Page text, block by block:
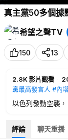
真主黨50多個據
理住所一月內二
共巨痛之處曝光
希望之聲TV
150 13
2.8K影片觀看 ·
黨最高發言人 #內
以色列發動空襲，
到襲擊。
評論 聊天重播